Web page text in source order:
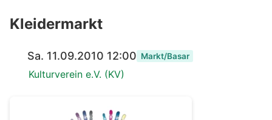
Kleidermarkt
Sa. 11.09.2010 12:00 Markt/Basar
Kulturverein e.V. (KV)